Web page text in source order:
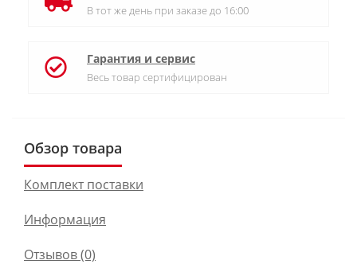
В тот же день при заказе до 16:00
Гарантия и сервис
Весь товар сертифицирован
Обзор товара
Комплект поставки
Информация
Отзывов (0)